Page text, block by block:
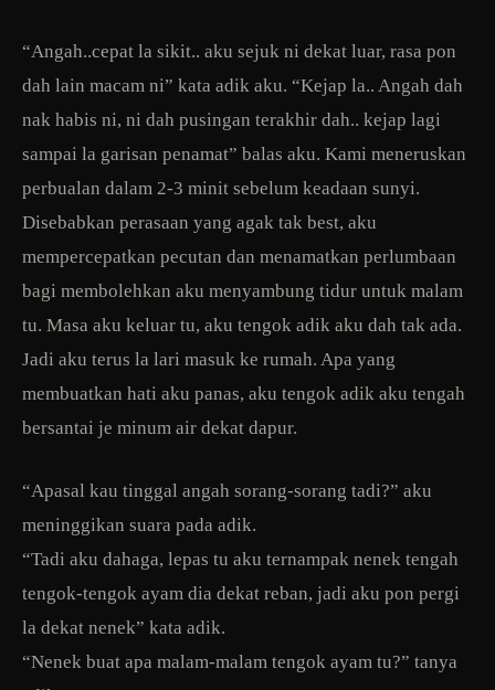
“Angah..cepat la sikit.. aku sejuk ni dekat luar, rasa pon
dah lain macam ni” kata adik aku. “Kejap la.. Angah dah
nak habis ni, ni dah pusingan terakhir dah.. kejap lagi
sampai la garisan penamat” balas aku. Kami meneruskan
perbualan dalam 2-3 minit sebelum keadaan sunyi.
Disebabkan perasaan yang agak tak best, aku
mempercepatkan pecutan dan menamatkan perlumbaan
bagi membolehkan aku menyambung tidur untuk malam
tu. Masa aku keluar tu, aku tengok adik aku dah tak ada.
Jadi aku terus la lari masuk ke rumah. Apa yang
membuatkan hati aku panas, aku tengok adik aku tengah
bersantai je minum air dekat dapur.
“Apasal kau tinggal angah sorang-sorang tadi?” aku
meninggikan suara pada adik.
“Tadi aku dahaga, lepas tu aku ternampak nenek tengah
tengok-tengok ayam dia dekat reban, jadi aku pon pergi
la dekat nenek” kata adik.
“Nenek buat apa malam-malam tengok ayam tu?” tanya